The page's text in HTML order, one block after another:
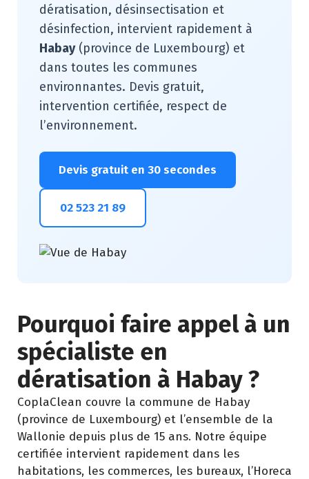
dératisation, désinsectisation et
désinfection, intervient rapidement à
Habay(province de Luxembourg) et
dans toutes les communes
environnantes. Devis gratuit,
intervention certifiée, respect de
l’environnement.
Devis gratuit en 30 secondes
02 523 21 89
Pourquoi faire appel à un
spécialiste en
dératisation à Habay ?
CoplaClean couvre la commune de Habay
(province de Luxembourg) et l’ensemble de la
Wallonie depuis plus de 15 ans. Notre équipe
certifiée intervient rapidement dans les
habitations, les commerces, les bureaux, l’Horeca